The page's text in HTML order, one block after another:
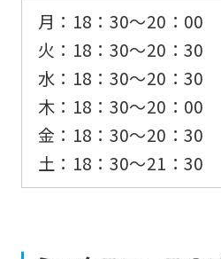
月：18：30〜20：00
火：18：30〜20：30
水：18：30〜20：30
木：18：30〜20：00
金：18：30〜20：30
土：18：30〜21：30
an
The
may